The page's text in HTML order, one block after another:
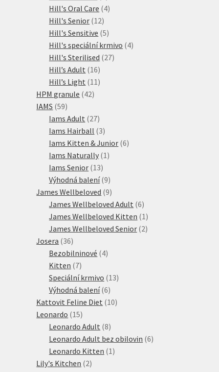
produkty
Hill's Oral Care 44
Hill's Senior 1212
produktů
Hill's Sensitive 55
produktů
Hill's speciální krmivo 44
Hill's Sterilised 2727
Hill’s Adult 1616
produktů
Hill’s Light 11 11
HPM granule 4242
IAMS 5959
produktů
Iams Adult 2727
produktů
Iams Hairball 33
produkty
Iams Kitten & Junior 66
Iams Naturally 1 1
Iams Senior 1313
produktů
Výhodná balení 99
produktů
James Wellbeloved 99
produktů
James Wellbeloved Adult 66
produktů
James Wellbeloved Kitten 1 1
produkt
James Wellbeloved Senior 22
Josera 3636
produktů
Bezobilninové 44
Kitten 77
produktů
Speciální krmivo 1313
Výhodná balení 66
produktů
Kattovit Feline Diet 1010
Leonardo 1515
produktů
Leonardo Adult 88
produktů
Leonardo Adult bez obilovin 66
Leonardo Kitten 1 1
Lily's Kitchen 22